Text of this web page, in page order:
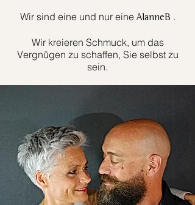
Wir sind eine und nur eine AlanneB .
Wir kreieren Schmuck, um das
Vergnügen zu schaffen, Sie selbst zu
sein.